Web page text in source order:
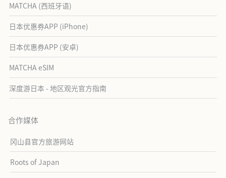
MATCHA (西班牙语)
日本优惠券APP (iPhone)
日本优惠券APP (安卓)
MATCHA eSIM
深度游日本 - 地区观光官方指南
合作媒体
冈山县官方旅游网站
Roots of Japan